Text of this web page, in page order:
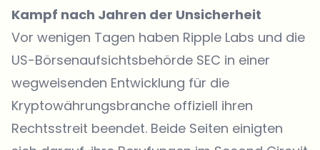
Kampf nach Jahren der Unsicherheit
Vor wenigen Tagen haben Ripple Labs und die
US-Börsenaufsichtsbehörde SEC in einer
wegweisenden Entwicklung für die
Kryptowährungsbranche offiziell ihren
Rechtsstreit beendet. Beide Seiten einigten